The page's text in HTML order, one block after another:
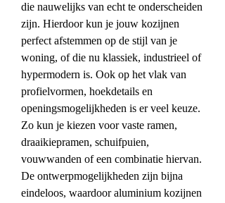
die nauwelijks van echt te onderscheiden
zijn. Hierdoor kun je jouw kozijnen
perfect afstemmen op de stijl van je
woning, of die nu klassiek, industrieel of
hypermodern is. Ook op het vlak van
profielvormen, hoekdetails en
openingsmogelijkheden is er veel keuze.
Zo kun je kiezen voor vaste ramen,
draaikiepramen, schuifpuien,
vouwwanden of een combinatie hiervan.
De ontwerpmogelijkheden zijn bijna
eindeloos, waardoor aluminium kozijnen